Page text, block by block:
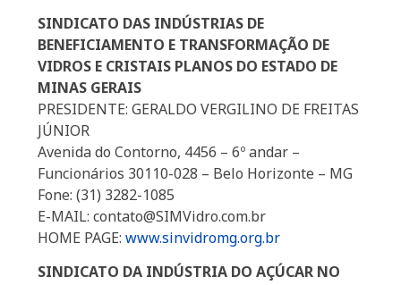
SINDICATO DAS INDÚSTRIAS DE
BENEFICIAMENTO E TRANSFORMAÇÃO DE
VIDROS E CRISTAIS PLANOS DO ESTADO DE
MINAS GERAIS
PRESIDENTE: GERALDO VERGILINO DE FREITAS
JÚNIOR
Avenida do Contorno, 4456 – 6º andar –
Funcionários 30110-028 – Belo Horizonte – MG
Fone: (31) 3282-1085
E-MAIL: contato@SIMVidro.com.br
HOME PAGE:www.sinvidromg.org.br
SINDICATO DA INDÚSTRIA DO AÇÚCAR NO